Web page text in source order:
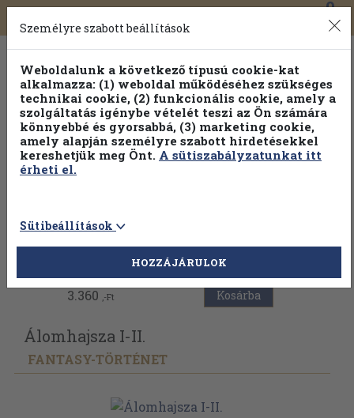
Toggle
navigation
0
Vissza az előző oldalra
3.360 ,-Ft Kosárba
Álomhajsza I-II.
FANTASY-TÖRTÉNET
Személyre szabott beállítások
Weboldalunk a következő típusú cookie-kat
alkalmazza: (1) weboldal működéséhez szükséges
technikai cookie, (2) funkcionális cookie, amely a
szolgáltatás igénybe vételét teszi az Ön számára
könnyebbé és gyorsabbá, (3) marketing cookie,
amely alapján személyre szabott hirdetésekkel
kereshetjük meg Önt. A sütiszabályzatunkat itt
érheti el.
Sütibeállítások
HOZZÁJÁRULOK